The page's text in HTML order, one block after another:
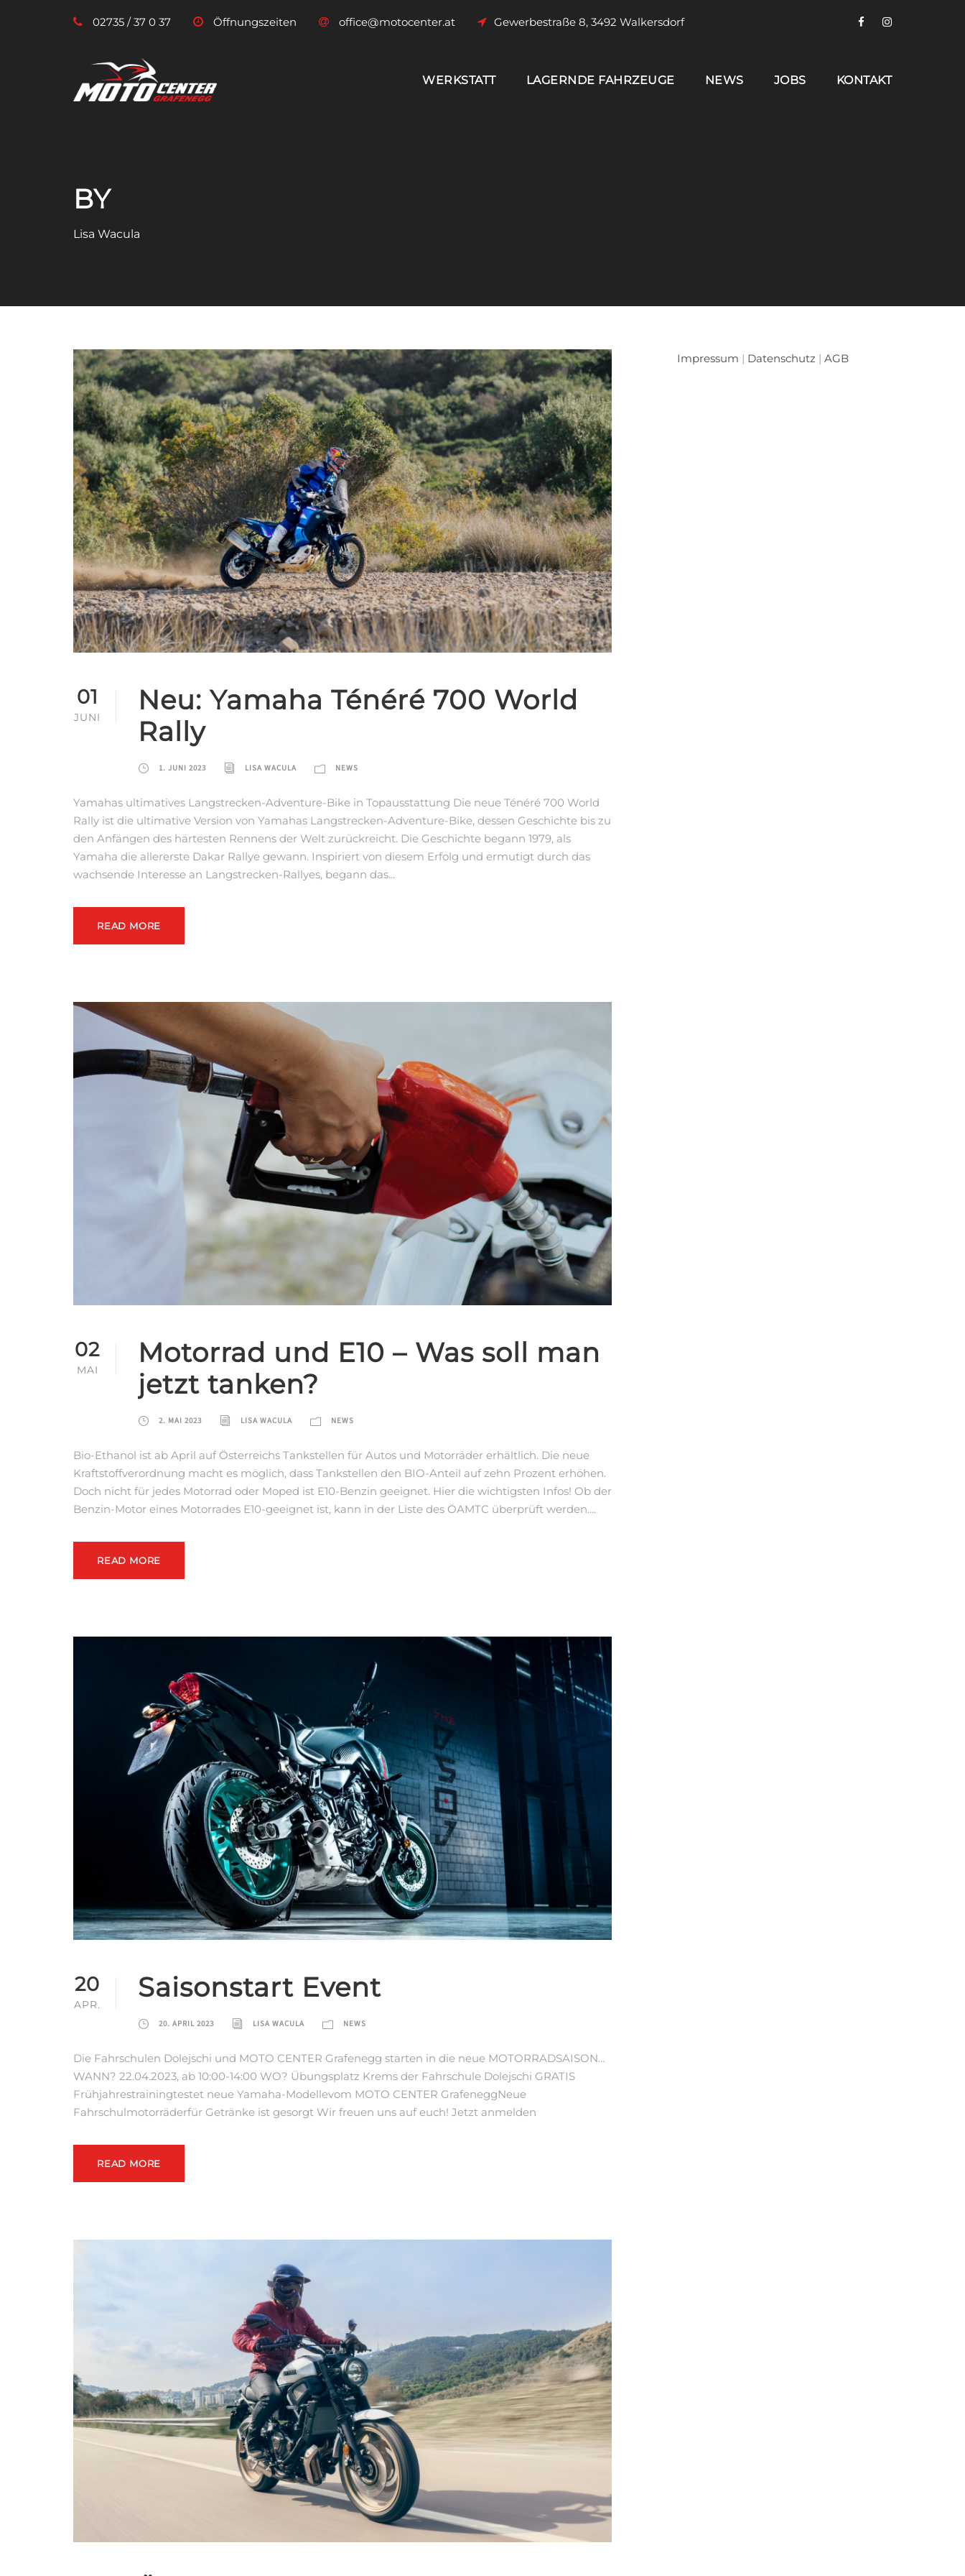
02735 / 37 0 37 Öffnungszeiten office@motocenter.at Gewerbestraße 8, 3492 Walkersdorf
WERKSTATT LAGERNDE FAHRZEUGE NEWS JOBS KONTAKT
BY
Lisa Wacula
01
JUNI
Neu: Yamaha Ténéré 700 World
Rally
1. JUNI 2023 LISA WACULA NEWS
Yamahas ultimatives Langstrecken-Adventure-Bike in Topausstattung Die neue Ténéré 700 World
Rally ist die ultimative Version von Yamahas Langstrecken-Adventure-Bike, dessen Geschichte bis zu
den Anfängen des härtesten Rennens der Welt zurückreicht. Die Geschichte begann 1979, als
Yamaha die allererste Dakar Rallye gewann. Inspiriert von diesem Erfolg und ermutigt durch das
wachsende Interesse an Langstrecken-Rallyes, begann das...
READ MORE
02
MAI
Motorrad und E10 – Was soll man
jetzt tanken?
2. MAI 2023 LISA WACULA NEWS
Bio-Ethanol ist ab April auf Österreichs Tankstellen für Autos und Motorräder erhältlich. Die neue
Kraftstoffverordnung macht es möglich, dass Tankstellen den BIO-Anteil auf zehn Prozent erhöhen.
Doch nicht für jedes Motorrad oder Moped ist E10-Benzin geeignet. Hier die wichtigsten Infos! Ob der
Benzin-Motor eines Motorrades E10-geeignet ist, kann in der Liste des ÖAMTC überprüft werden....
READ MORE
20
APR.
Saisonstart Event
20. APRIL 2023 LISA WACULA NEWS
Die Fahrschulen Dolejschi und MOTO CENTER Grafenegg starten in die neue MOTORRADSAISON…
WANN? 22.04.2023, ab 10:00-14:00 WO? Übungsplatz Krems der Fahrschule Dolejschi GRATIS
Frühjahrestrainingtestet neue Yamaha-Modellevom MOTO CENTER GrafeneggNeue
Fahrschulmotorräderfür Getränke ist gesorgt Wir freuen uns auf euch! Jetzt anmelden
READ MORE
Impressum | Datenschutz | AGB